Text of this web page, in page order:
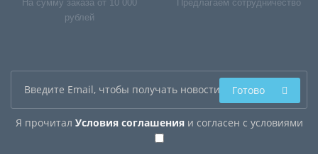
На сумму заказа от 10 000
рублей
Предлагаем сотрудничество
Я прочитал Условия соглашенияи согласен с условиями
Готово